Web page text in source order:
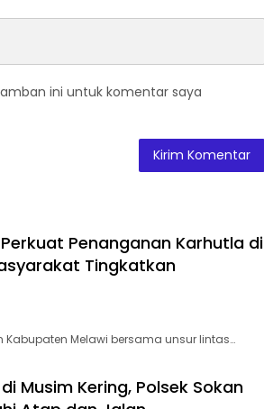
ini untuk komentar saya
Penanganan Karhutla di
Tingkatkan
Melawi bersama unsur lintas…
Musim Kering, Polsek Sokan